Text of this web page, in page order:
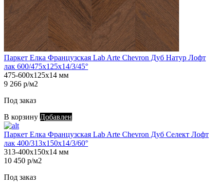
Паркет Елка Французская Lab Arte Chevron Дуб Натур Лофт
лак 600/475х125х14/3/45°
475-600х125х14 мм
9 266 р/м2
Под заказ
В корзину Добавлен
Паркет Елка Французская Lab Arte Chevron Дуб Селект Лофт
лак 400/313х150х14/3/60°
313-400х150х14 мм
10 450 р/м2
Под заказ